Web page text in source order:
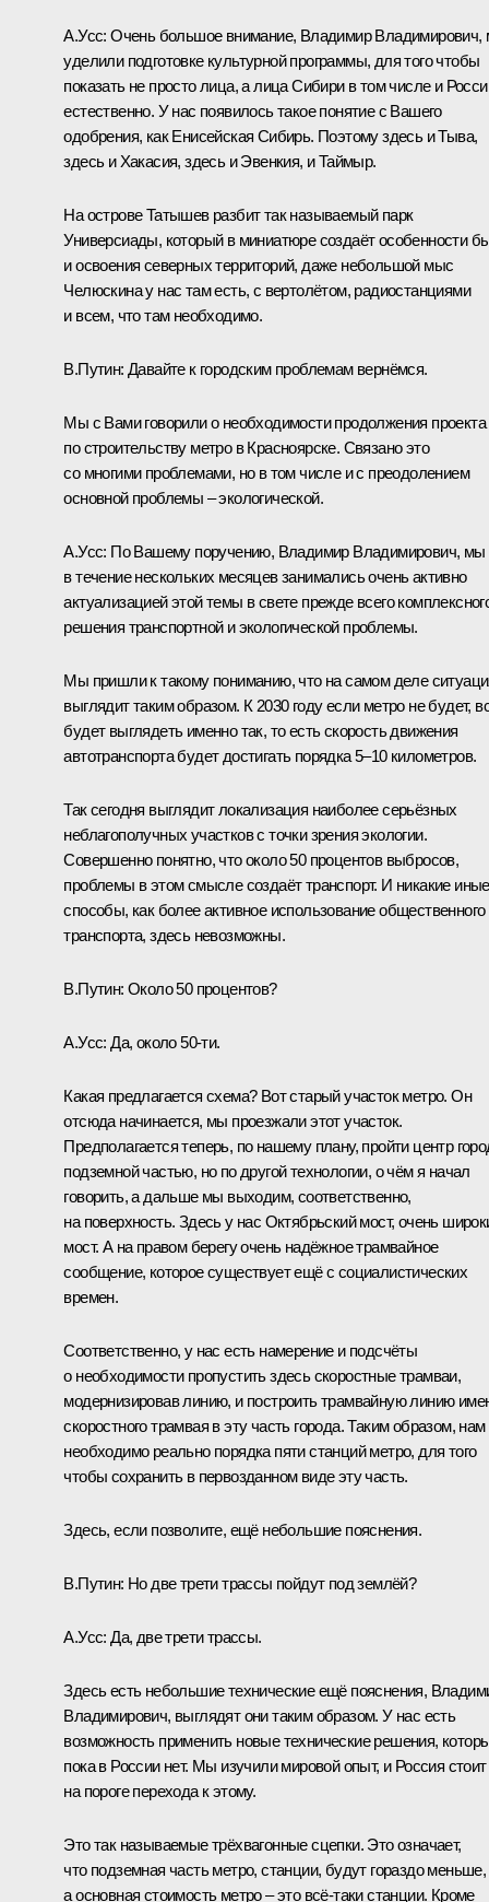
А.Усс:Очень большое внимание, Владимир Владимирович,
уделили подготовке культурной программы, для того чтобы
показать не просто лица, а лица Сибири в том числе и
естественно. У нас появилось такое понятие с Вашего
одобрения, как Енисейская Сибирь. Поэтому здесь и Тыва,
здесь и Хакасия, здесь и Эвенкия, и Таймыр.
На острове Татышев разбит так называемый парк
Универсиады, который в миниатюре создаёт особенности
и освоения северных территорий, даже небольшой мыс
Челюскина у нас там есть, с вертолётом, радиостанциями
и всем, что там необходимо.
В.Путин: Давайте к городским проблемам вернёмся.
Мы с Вами говорили о необходимости продолжения проекта
по строительству метро в Красноярске. Связано это
со многими проблемами, но в том числе и с преодолением
основной проблемы – экологической.
А.Усс: По Вашему поручению, Владимир Владимирович, мы
в течение нескольких месяцев занимались очень активно
актуализацией этой темы в свете прежде всего
решения транспортной и экологической проблемы.
Мы пришли к такому пониманию, что на самом деле
выглядит таким образом. К 2030 году если метро не будет,
будет выглядеть именно так, то есть скорость движения
автотранспорта будет достигать порядка 5–10 километров.
Так сегодня выглядит локализация наиболее серьёзных
неблагополучных участков с точки зрения экологии.
Совершенно понятно, что около 50 процентов выбросов,
проблемы в этом смысле создаёт транспорт. И никакие иные
способы, как более активное использование общественного
транспорта, здесь невозможны.
В.Путин: Около 50 процентов?
А.Усс:Да, около 50‑ти.
Какая предлагается схема? Вот старый участок метро. Он
отсюда начинается, мы проезжали этот участок.
Предполагается теперь, по нашему плану, пройти центр
подземной частью, но по другой технологии, о чём я начал
говорить, а дальше мы выходим, соответственно,
на поверхность. Здесь у нас Октябрьский мост, очень
мост. А на правом берегу очень надёжное трамвайное
сообщение, которое существует ещё с социалистических
времен.
Соответственно, у нас есть намерение и подсчёты
о необходимости пропустить здесь скоростные трамваи,
модернизировав линию, и построить трамвайную линию
скоростного трамвая в эту часть города. Таким образом, нам
необходимо реально порядка пяти станций метро, для того
чтобы сохранить в первозданном виде эту часть.
Здесь, если позволите, ещё небольшие пояснения.
В.Путин: Но две трети трассы пойдут под землёй?
А.Усс:Да, две трети трассы.
Здесь есть небольшие технические ещё пояснения,
Владимирович, выглядят они таким образом. У нас есть
возможность применить новые технические решения,
пока в России нет. Мы изучили мировой опыт, и Россия стоит
на пороге перехода к этому.
Это так называемые трёхвагонные сцепки. Это означает,
что подземная часть метро, станции, будут гораздо меньше,
а основная стоимость метро – это всё‑таки станции. Кроме